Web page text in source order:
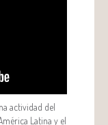
actividad del
Latina y el